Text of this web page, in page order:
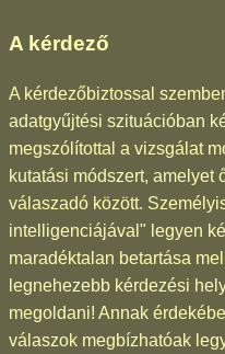
A kérdező
A kérdezőbiztossal
adatgyűjtési szituációban
megszólítottal a vizsgálat
kutatási módszert, amelyet
válaszadó között.
intelligenciájával" legyen
maradéktalan betartása
legnehezebb kérdezési
megoldani! Annak
válaszok megbízhatóak